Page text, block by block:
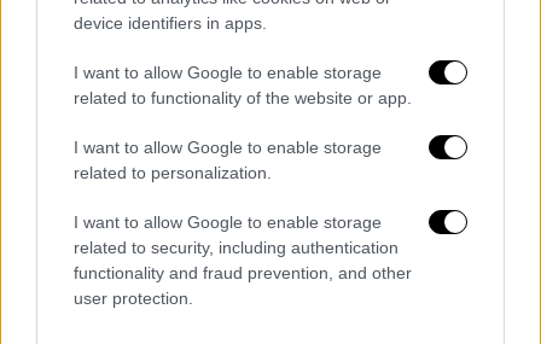
device identifiers in apps.
I want to allow Google to enable storage
related to functionality of the website or app.
I want to allow Google to enable storage
related to personalization.
I want to allow Google to enable storage
related to security, including authentication
functionality and fraud prevention, and other
user protection.
Ελλάδα|14.02.2020 14:59
Οδοιπορικό στο τρίγωνο του διαβόλου
της Αθήνας - Σοκαριστικές μαρτυρίες